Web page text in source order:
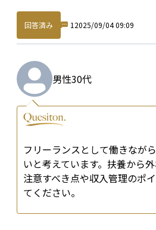
回答済み 1 2025/09/04 09:09
男性30代
フリーランスとして働きなが
いと考えています。扶養から
注意すべき点や収入管理のポ
てください。